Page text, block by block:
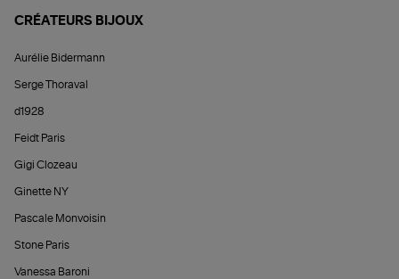
CRÉATEURS BIJOUX
Aurélie Bidermann
Serge Thoraval
d1928
Feidt Paris
Gigi Clozeau
Ginette NY
Pascale Monvoisin
Stone Paris
Vanessa Baroni